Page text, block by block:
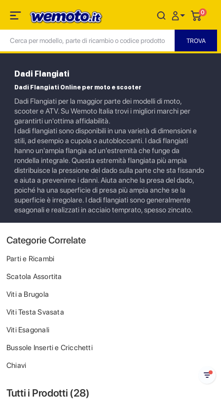
0
Dadi Flangiati
Dadi Flangiati Online per moto e scooter
Dadi Flangiati per la maggior parte dei modelli di moto,
scooter e ATV. Su Wemoto Italia trovi i migliori marchi per
garantirti un'ottima affidabilità.
I dadi flangiati sono disponibili in una varietà di dimensioni e
stili, ad esempio a cupola o autobloccanti. I dadi flangiati
hanno un'ampia flangia ad un'estremità che funge da
rondella integrale. Questa estremità flangiata più ampia
distribuisce la pressione del dado sulla parte che sta fissando
e aiuta a prevenirne i danni. Aiuta anche la presa del dado,
poiché ha una superficie di presa più ampia anche se la
superficie è irregolare. I dadi flangiati sono generalmente
esagonali e realizzati in acciaio temprato, spesso zincato.
Categorie Correlate
Parti e Ricambi
Scatola Assortita
Viti a Brugola
Viti Testa Svasata
Viti Esagonali
Bussole Inserti e Cricchetti
Chiavi
Tutti i Prodotti (28)